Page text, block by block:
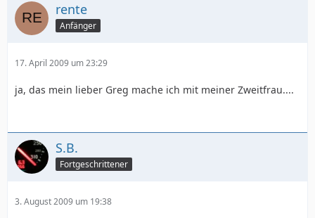
rente
Anfänger
17. April 2009 um 23:29
ja, das mein lieber Greg mache ich mit meiner Zweitfrau....
S.B.
Fortgeschrittener
3. August 2009 um 19:38